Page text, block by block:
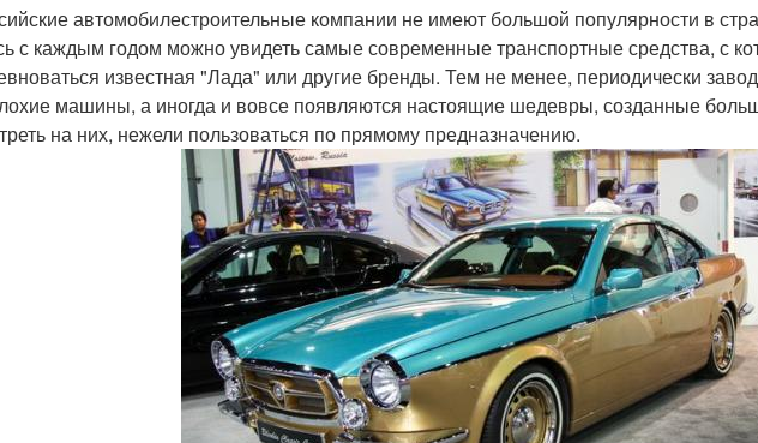
автомобилестроительные компании не имеют большой популярности в
с каждым годом можно увидеть самые современные транспортные средства, с
известная "Лада" или другие бренды. Тем не менее, периодически
машины, а иногда и вовсе появляются настоящие шедевры, созданные
на них, нежели пользоваться по прямому предназначению.